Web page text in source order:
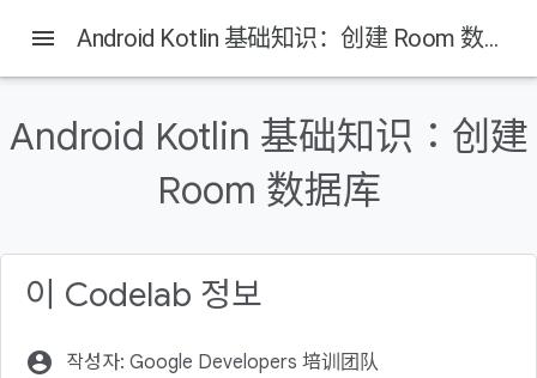
Android Developers
您应当已掌握的内容
menu Android Kotlin 基础知识：创建 Room 数据库
Android Kotlin 基础知识：创建
Room 数据库
이 Codelab 정보
account_circle 작성자: Google Developers 培训团队